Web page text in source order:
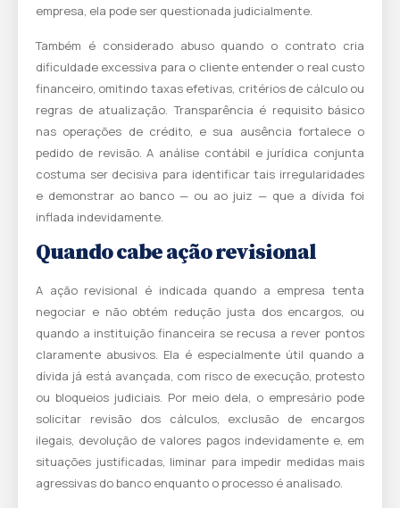
empresa, ela pode ser questionada judicialmente.
Também é considerado abuso quando o contrato cria
dificuldade excessiva para o cliente entender o real custo
financeiro, omitindo taxas efetivas, critérios de cálculo ou
regras de atualização. Transparência é requisito básico
nas operações de crédito, e sua ausência fortalece o
pedido de revisão. A análise contábil e jurídica conjunta
costuma ser decisiva para identificar tais irregularidades
e demonstrar ao banco — ou ao juiz — que a dívida foi
inflada indevidamente.
Quando cabe ação revisional
A ação revisional é indicada quando a empresa tenta
negociar e não obtém redução justa dos encargos, ou
quando a instituição financeira se recusa a rever pontos
claramente abusivos. Ela é especialmente útil quando a
dívida já está avançada, com risco de execução, protesto
ou bloqueios judiciais. Por meio dela, o empresário pode
solicitar revisão dos cálculos, exclusão de encargos
ilegais, devolução de valores pagos indevidamente e, em
situações justificadas, liminar para impedir medidas mais
agressivas do banco enquanto o processo é analisado.